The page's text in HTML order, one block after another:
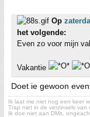
Op
het volgende:
Even zo voor mijn
Vakantie
Doet ie gewoon
Ik laat me niet nog een keer
Trap niet in de verzinsels van
Ik doe niet aan DMs,